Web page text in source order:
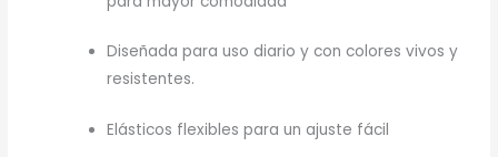
Diseñada para uso diario y con colores vivos y
resistentes.
Elásticos flexibles para un ajuste fácil